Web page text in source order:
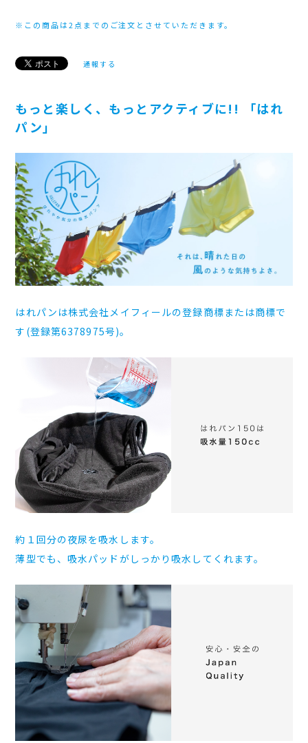
※この商品は2点までのご注文とさせていただきます。
通報する
もっと楽しく、もっとアクティブに!! 「はれ
パン」
はれパンは株式会社メイフィールの登録商標または商標で
す(登録第6378975号)。
約１回分の夜尿を吸水します。
薄型でも、吸水パッドがしっかり吸水してくれます。